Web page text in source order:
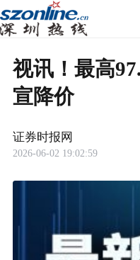
视讯！最高
宣降价
证券时报网
2026-06-02 19:02:59